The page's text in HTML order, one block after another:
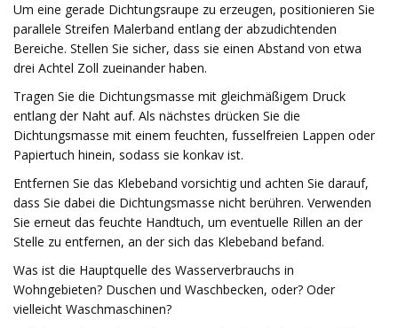
Um eine gerade Dichtungsraupe zu erzeugen, positionieren Sie
parallele Streifen Malerband entlang der abzudichtenden
Bereiche. Stellen Sie sicher, dass sie einen Abstand von etwa
drei Achtel Zoll zueinander haben.
Tragen Sie die Dichtungsmasse mit gleichmäßigem Druck
entlang der Naht auf. Als nächstes drücken Sie die
Dichtungsmasse mit einem feuchten, fusselfreien Lappen oder
Papiertuch hinein, sodass sie konkav ist.
Entfernen Sie das Klebeband vorsichtig und achten Sie darauf,
dass Sie dabei die Dichtungsmasse nicht berühren. Verwenden
Sie erneut das feuchte Handtuch, um eventuelle Rillen an der
Stelle zu entfernen, an der sich das Klebeband befand.
Was ist die Hauptquelle des Wasserverbrauchs in
Wohngebieten? Duschen und Waschbecken, oder? Oder
vielleicht Waschmaschinen?